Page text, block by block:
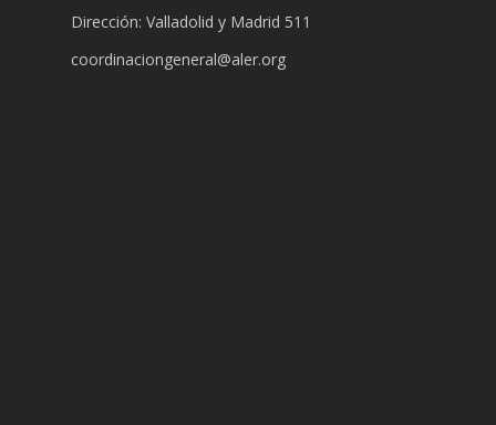
Dirección: Valladolid y Madrid 511
coordinaciongeneral@aler.org